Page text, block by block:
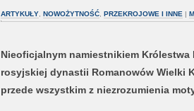
ARTYKUŁY, NOWOŻYTNOŚĆ, PRZEKROJOWE I INNE |
Nieoficjalnym namiestnikiem Królestwa
rosyjskiej dynastii Romanowów Wielki
przede wszystkim z niezrozumienia